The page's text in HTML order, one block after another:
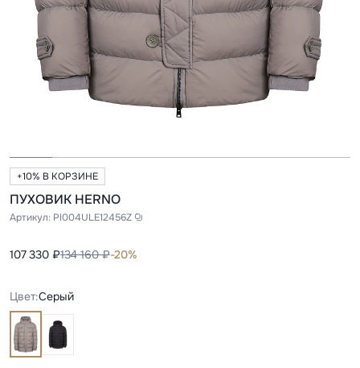
+10% В КОРЗИНЕ
ПУХОВИК HERNO
Артикул: PI004ULE12456Z
107 330 ₽134 160 ₽-20%
Цвет:Серый